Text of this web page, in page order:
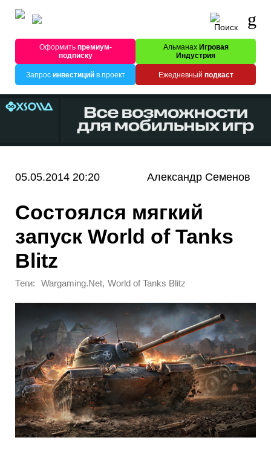
Оформитьпремиум-
подписку
Альманах Игровая
Индустрия
Запрос инвестицийв проект Ежедневный подкаст
05.05.2014 20:20 Александр Семенов
Состоялся мягкий
запуск World of Tanks
Blitz
Теги: Wargaming.Net, World of Tanks Blitz